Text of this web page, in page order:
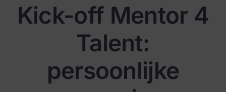
Kick-off Mentor 4
Talent:
persoonlijke